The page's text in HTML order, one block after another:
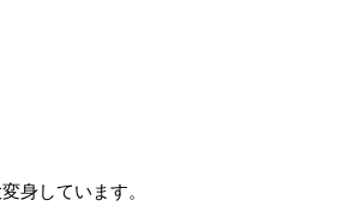
身しています。